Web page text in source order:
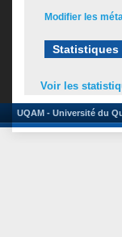
Modifier les
Statistiques
Voir les
UQAM - Université du